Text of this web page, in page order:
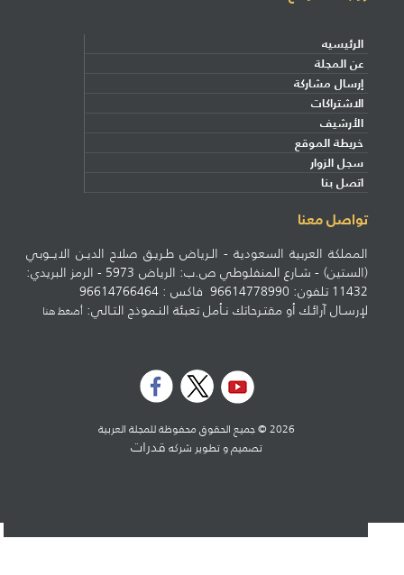
الرئيسيه
عن المجلة
إرسال مشاركة
الاشتراكات
الأرشيف
خريطة الموقع
سجل الزوار
اتصل بنا
تواصل معنا
المملكة العربية السعودية - الـرياض طـريـق صلاح الديـن الايــوبي
(الستين) - شـارع المنفلوطي ص.ب: الرياض 5973 - الرمز البريدي:
11432 تلفون: 96614778990 فاكس : 96614766464
لإرسـال آرائـك أو مقتـرحاتك نـأمل تعبئة النـموذج التـالي:أضغط هنا
2026 © جميع الحقوق محفوظة للمجلة العربية
تصميم و تطوير شركهقدرات